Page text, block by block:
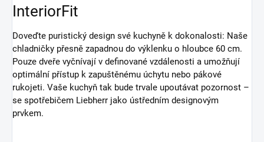
InteriorFit
Doveďte puristický design své kuchyně k dokonalosti: Naše
chladničky přesně zapadnou do výklenku o hloubce 60 cm.
Pouze dveře vyčnívají v definované vzdálenosti a umožňují
optimální přístup k zapuštěnému úchytu nebo pákové
rukojeti. Vaše kuchyň tak bude trvale upoutávat pozornost –
se spotřebičem Liebherr jako ústředním designovým
prvkem.